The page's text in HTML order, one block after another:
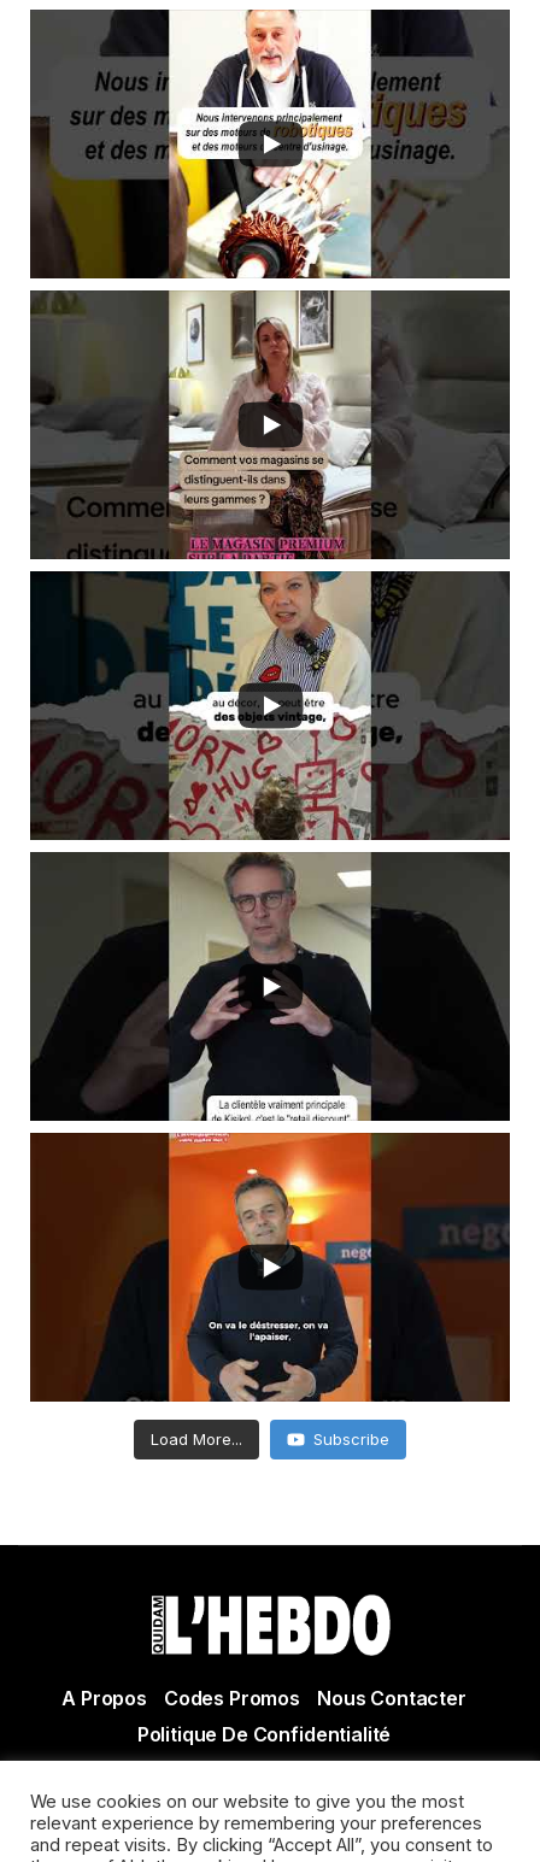
Load More... Subscribe
A Propos Codes Promos
Nous Contacter
Politique De Confidentialité
Actualité Agen - Actualité en lot et Garonne - Actualité
Villeneuve sur Lot
We use cookies on our website to give you the most
relevant experience by remembering your preferences
and repeat visits. By clicking “Accept All”, you consent to